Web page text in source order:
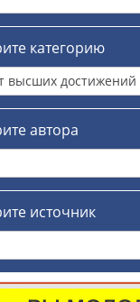
категорию
высших достижений
автора
источник